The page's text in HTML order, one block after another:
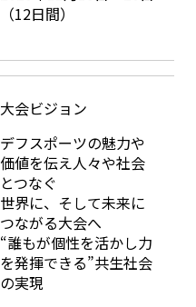
（12日間）
大会ビジョン
デフスポーツの魅力や
価値を伝え人々や社会
とつなぐ
世界に、そして未来に
つながる大会へ
“誰もが個性を活かし力
を発揮できる”共生社会
の実現